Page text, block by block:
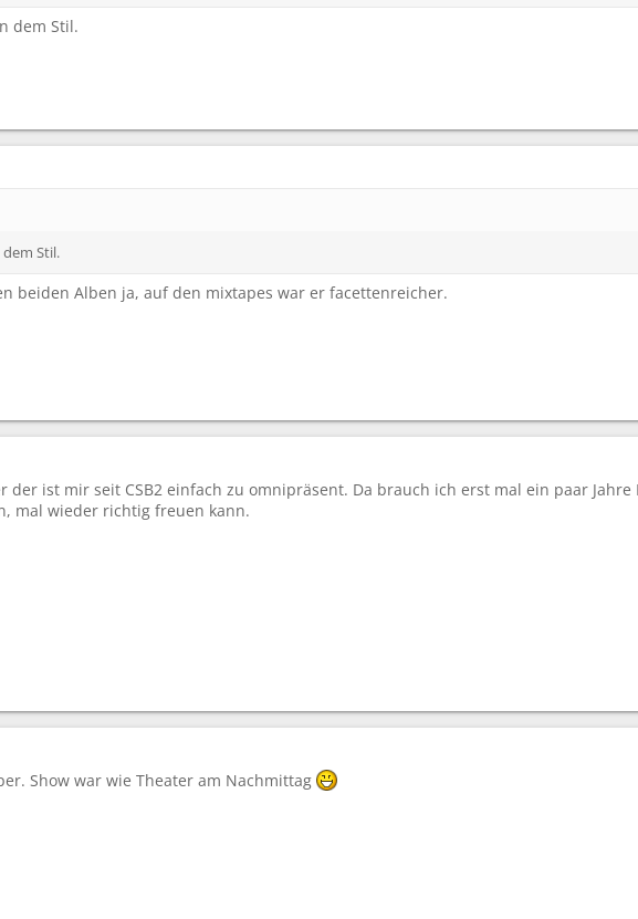
dem Stil.
Stil.
beiden Alben ja, auf den mixtapes war er facettenreicher.
der ist mir seit CSB2 einfach zu omnipräsent. Da brauch ich erst mal ein paar
mal wieder richtig freuen kann.
Show war wie Theater am Nachmittag